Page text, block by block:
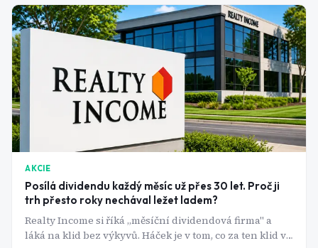
firmy z amerického trhu tenhle test plní možná lépe
než kdokoli jiný.
AKCIE
Posílá dividendu každý měsíc už přes 30 let. Proč ji
trh přesto roky nechával ležet ladem?
Realty Income si říká „měsíční dividendová firma" a
láká na klid bez výkyvů. Háček je v tom, co za ten klid v